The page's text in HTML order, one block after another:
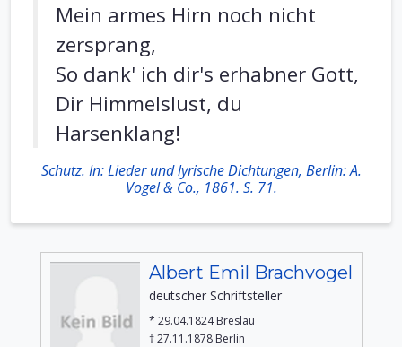
Mein armes Hirn noch nicht
zersprang,
So dank' ich dir's erhabner Gott,
Dir Himmelslust, du
Harsenklang!
Schutz. In: Lieder und lyrische Dichtungen, Berlin: A.
Vogel & Co., 1861. S. 71.
Albert Emil Brachvogel
deutscher Schriftsteller
* 29.04.1824 Breslau
† 27.11.1878 Berlin